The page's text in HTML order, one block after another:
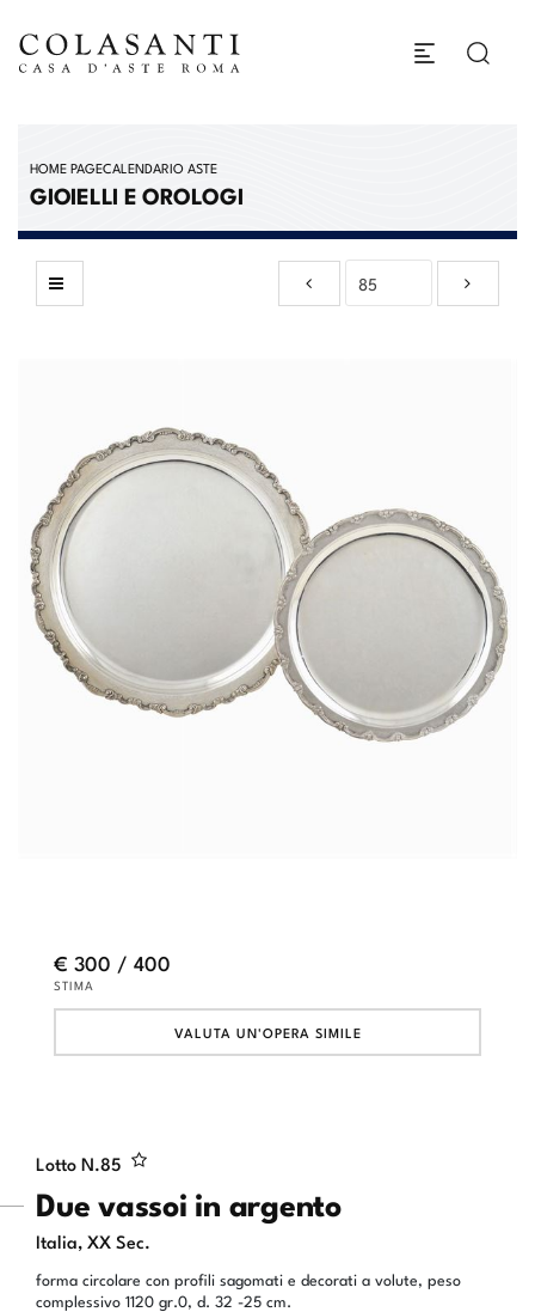
HOME PAGECALENDARIO ASTE
GIOIELLI E OROLOGI
Lotto N.85
Due vassoi in argento
Italia, XX Sec.
forma circolare con profili sagomati e decorati a volute, peso
complessivo 1120 gr.0, d. 32 -25 cm.
€ 300 / 400
STIMA
VALUTA UN'OPERA SIMILE